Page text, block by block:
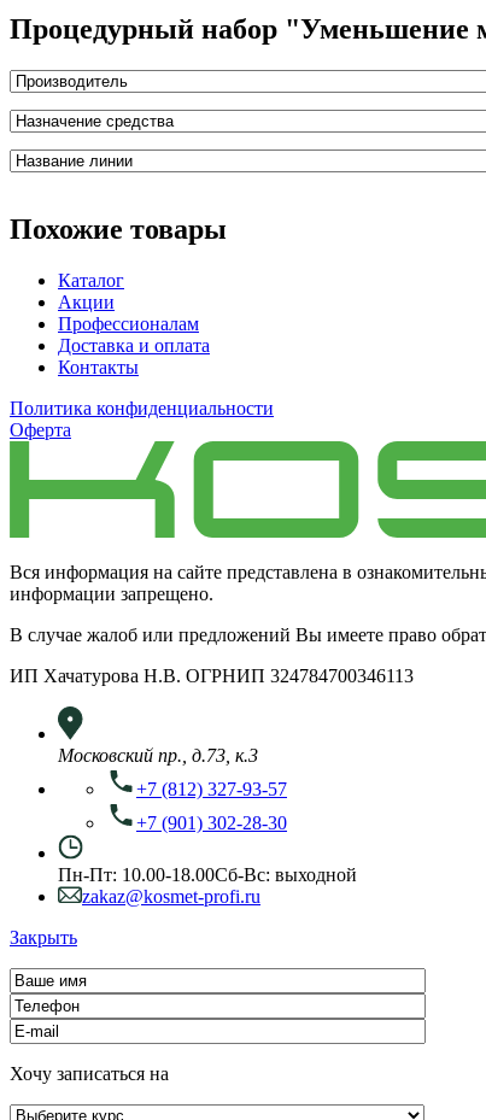
Процедурный набор "Уменьшение
Похожие товары
Каталог
Акции
Профессионалам
Доставка и оплата
Контакты
Политика конфиденциальности
Оферта
Вся информация на сайте представлена в
информации запрещено.
В случае жалоб или предложений Вы имеете право
ИП Хачатурова Н.В. ОГРНИП 324784700346113
Московский пр., д.73, к.3
+7 (812) 327-93-57
+7 (901) 302-28-30
Пн-Пт: 10.00-18.00Сб-Вс: выходной
zakaz@kosmet-profi.ru
Закрыть
Хочу записаться на